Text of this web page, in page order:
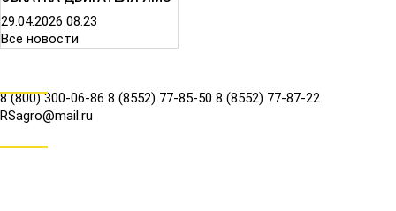
29.04.2026 08:23
Все новости
8 (800) 300-06-86 8 (8552) 77-85-50 8 (8552) 77-87-22
RSagro@mail.ru